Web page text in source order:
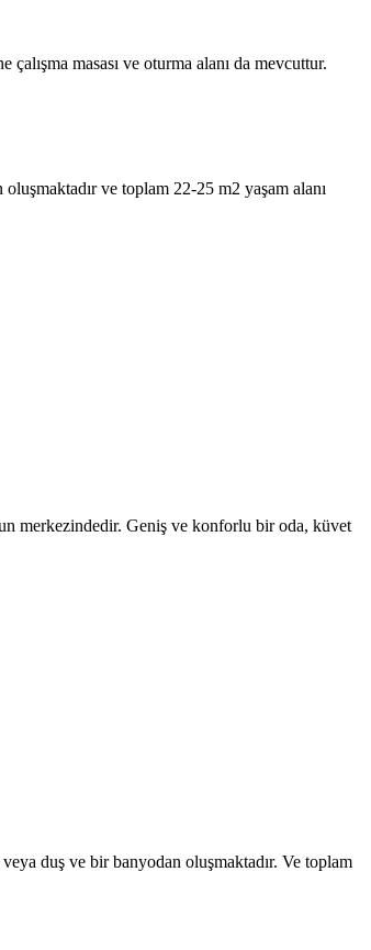
masası ve oturma alanı da mevcuttur.
ve toplam 22-25 m2 yaşam alanı
merkezindedir. Geniş ve konforlu bir oda, küvet
duş ve bir banyodan oluşmaktadır. Ve toplam